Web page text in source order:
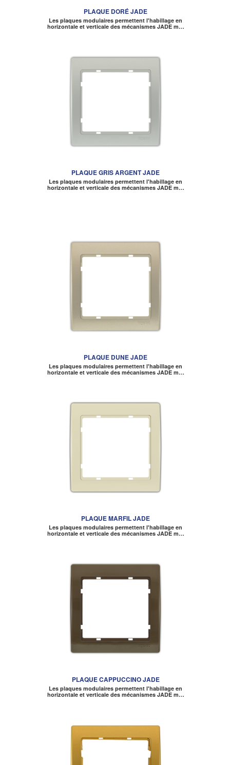
PLAQUE DORÉ JADE
Les plaques modulaires permettent l'habillage en
horizontale et verticale des mécanismes JADE m…
PLAQUE GRIS ARGENT JADE
Les plaques modulaires permettent l'habillage en
horizontale et verticale des mécanismes JADE m…
PLAQUE DUNE JADE
Les plaques modulaires permettent l'habillage en
horizontale et verticale des mécanismes JADE m…
PLAQUE MARFIL JADE
Les plaques modulaires permettent l'habillage en
horizontale et verticale des mécanismes JADE m…
PLAQUE CAPPUCCINO JADE
Les plaques modulaires permettent l'habillage en
horizontale et verticale des mécanismes JADE m…